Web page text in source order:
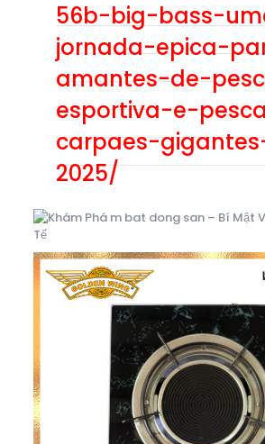
56b-big-bass-
jornada-epica-
amantes-de-
esportiva-e-
carpaes-
2025/